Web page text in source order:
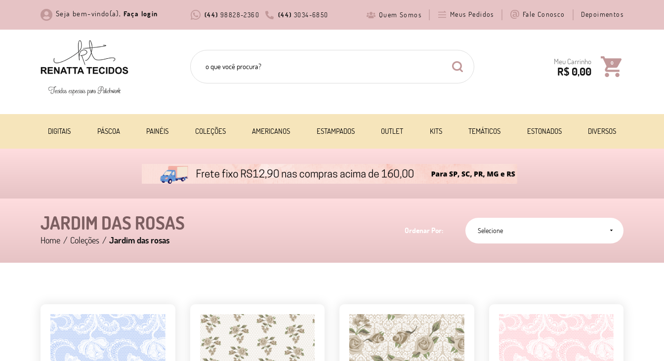
Seja bem-vindo(a), Faça login (44) 3034-6850
(44) 98828-2360 Quem Somos Meus Pedidos Fale Conosco Depoimentos
Meu Carrinho 0
R$ 0,00
DIGITAIS PÁSCOA PAINÉIS COLEÇÕES AMERICANOS ESTAMPADOS OUTLET KITS TEMÁTICOS ESTONADOS DIVERSOS
JARDIM DAS ROSAS
Home Coleções Jardim das rosas
Ordenar Por Selecione